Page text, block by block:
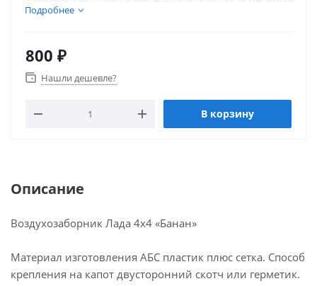
множество товаров для внешнего тюнинга
Подробнее
800 ₽
Нашли дешевле?
В корзину
Описание
Воздухозаборник Лада 4х4 «Банан»
Материал изготовления АБС пластик плюс сетка. Способ
крепления на капот двусторонний скотч или герметик.